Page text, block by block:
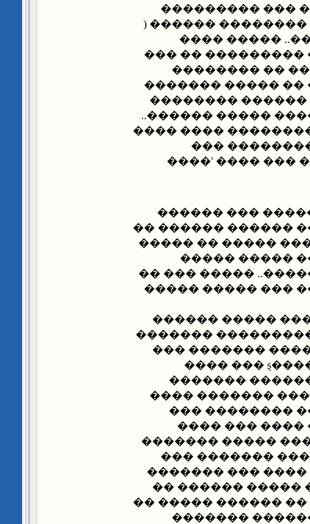
��������
���������� ���
) ���� ���
����� �� �����
�������
���� ����� ����
�������� �����
���������� ��
��� ���� �����
���� ����
�������
��� �����
����� ���� �����
�� ��� �� ���
����� �����
������ �����
�� ��� ���������
���� �� ��� ���
�� ���� ����
��������.. ����
�� ���� ���� ������ȿ ��� ����
����� ���
���������
��� ������
������ ���
���� ����..
����������
���� ���������
���� ���� ���
������ ������� ��
���� ������